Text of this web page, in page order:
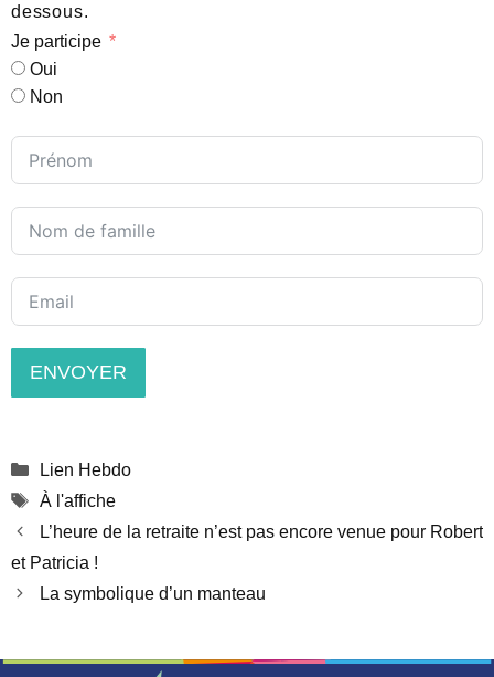
dessous.
Je participe
Oui
Non
ENVOYER
Catégories
Lien Hebdo
Étiquettes
À l'affiche
L’heure de la retraite n’est pas encore venue pour Robert
et Patricia !
La symbolique d’un manteau